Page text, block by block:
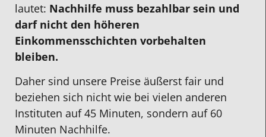
lautet: Nachhilfe muss bezahlbar sein und
darf nicht den höheren
Einkommensschichten vorbehalten
bleiben.
Daher sind unsere Preise äußerst fair und
beziehen sich nicht wie bei vielen anderen
Instituten auf 45 Minuten, sondern auf 60
Minuten Nachhilfe.